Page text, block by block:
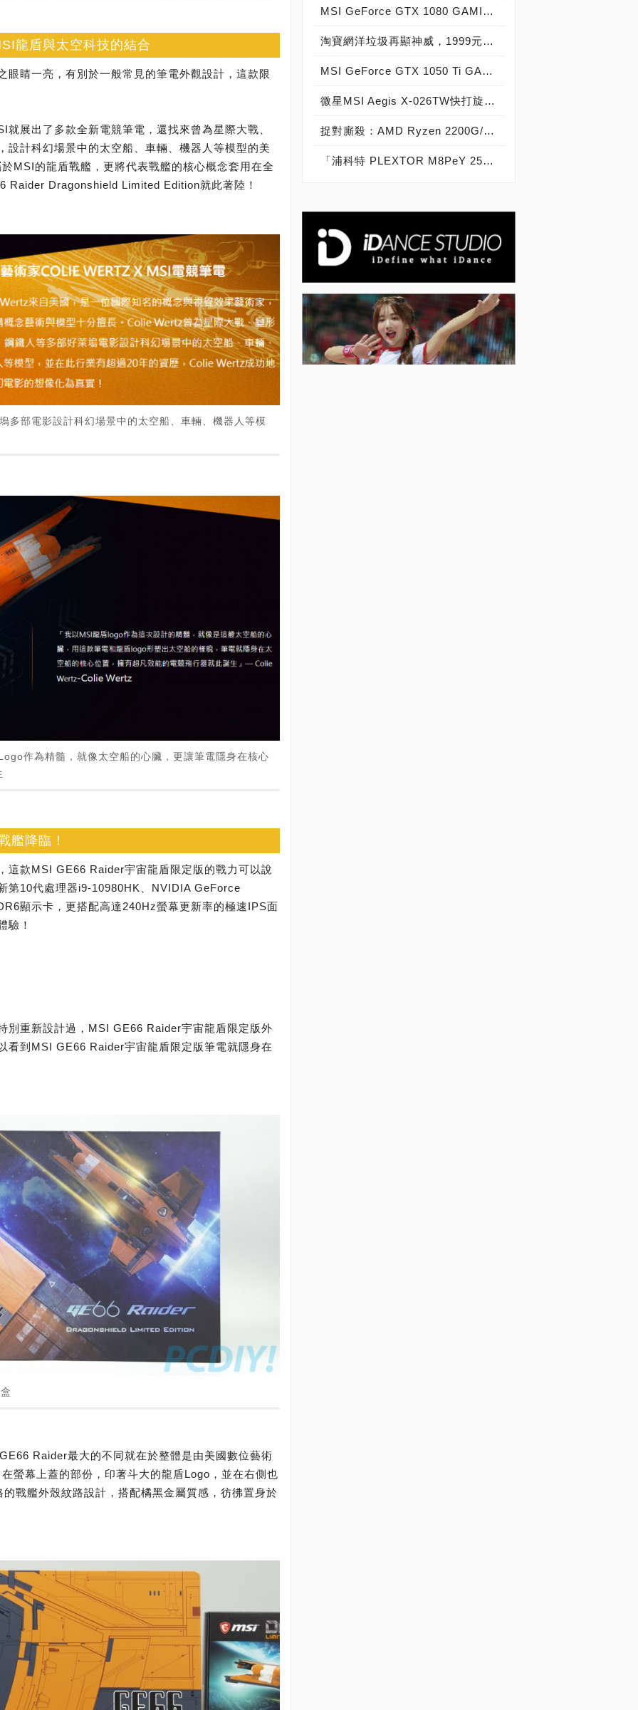
龍盾與太空科技的結合
眼睛一亮，有別於一般常見的筆電外觀設計，這款限
展出了多款全新電競筆電，還找來曾為星際大戰、
設計科幻場景中的太空船、車輛、機器人等模型的美
MSI的龍盾戰艦，更將代表戰艦的核心概念套用在全
Raider Dragonshield Limited Edition就此著陸！
多部電影設計科幻場景中的太空船、車輛、機器人等模
作為精髓，就像太空船的心臟，更讓筆電隱身在核心
艦降臨！
這款MSI GE66 Raider宇宙龍盾限定版的戰力可以說
第10代處理器i9-10980HK、NVIDIA GeForce
顯示卡，更搭配高達240Hz螢幕更新率的極速IPS面
驗！
別重新設計過，MSI GE66 Raider宇宙龍盾限定版外
看到MSI GE66 Raider宇宙龍盾限定版筆電就隱身在
Raider最大的不同就在於整體是由美國數位藝術
螢幕上蓋的部份，印著斗大的龍盾Logo，並在右側也
戰艦外殼紋路設計，搭配橘黑金屬質感，彷彿置身於
MSI GeForce GTX 1080 GAMING X 8G實測開箱，史上最強大Pascal自製顯示卡全面來襲！
淘寶網洋垃圾再顯神威，1999元買到8核心16執行緒Xeon E5-2670神器級處理器！
MSI GeForce GTX 1050 Ti GAMING X 4G實測開箱，中階電競顯示卡中的玩家精品！
微星MSI Aegis X-026TW快打旋風V同梱版實測開箱，VR電競桌機的頂尖之作！
捉對廝殺：AMD Ryzen 2200G/2400G VS Intel Core i3-8100/i5-8400
「浦科特 PLEXTOR M8PeY 256GB、512GB、1TB」實測開箱，玩家級NVMe型PCIe 3.0 x4 SSD效能實測大作戰！